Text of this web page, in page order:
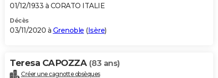
S'inscrire
Se connecter
Lycées
Collèges
Primaires
Universités
Entreprises
Service militaire
Avis de recherche
AVIS DE DÉCÈS
Bricolage
Lifestyle
Culture
Sport
Auto
Television
Voyage
Cinema
01/12/1933 à CORATO ITALIE
Décès
03/11/2020 à Grenoble (Isère)
Teresa CAPOZZA (83 ans)
Créer une cagnotte obsèques